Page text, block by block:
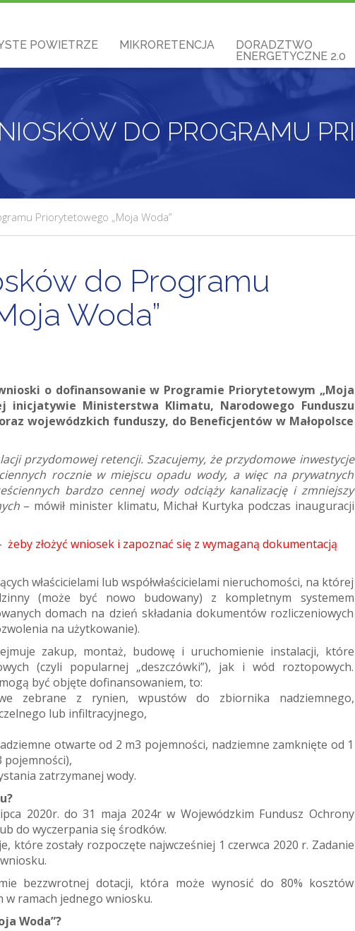
POWIETRZE MIKRORETENCJA
DORADZTWO
ENERGETYCZNE 2.0
Priorytetowego „Moja Woda”
do Programu
Woda”
o dofinansowanie w Programie Priorytetowym „Moja
inicjatywie Ministerstwa Klimatu, Narodowego Funduszu
wojewódzkich funduszy, do Beneficjentów w Małopolsce
przydomowej retencji. Szacujemy, że przydomowe inwestycje
rocznie w miejscu opadu wody, a więc na prywatnych
bardzo cennej wody odciąży kanalizację i zmniejszy
– mówił minister klimatu, Michał Kurtyka podczas inauguracji
żeby złożyć wniosek i zapoznać się z wymaganą dokumentacją
właścicielami lub współwłaścicielami nieruchomości, na której
(może być nowo budowany) z kompletnym systemem
domach na dzień składania dokumentów rozliczeniowych
na użytkowanie).
zakup, montaż, budowę i uruchomienie instalacji, które
(czyli popularnej „deszczówki”), jak i wód roztopowych.
być objęte dofinansowaniem, to:
zebrane z rynien, wpustów do zbiornika nadziemnego,
lub infiltracyjnego,
otwarte od 2 m3 pojemności, nadziemne zamknięte od 1
pojemności),
zatrzymanej wody.
2020r. do 31 maja 2024r w Wojewódzkim Fundusz Ochrony
do wyczerpania się środków.
które zostały rozpoczęte najwcześniej 1 czerwca 2020 r. Zadanie
bezzwrotnej dotacji, która może wynosić do 80% kosztów
w ramach jednego wniosku.
Woda”?